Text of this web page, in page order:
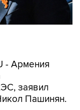
- Армения
заявил
Пашинян.